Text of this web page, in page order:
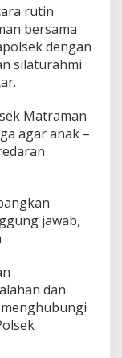
rutin
bersama
dengan
silaturahmi
Matraman
agar anak –
jawab,
dan